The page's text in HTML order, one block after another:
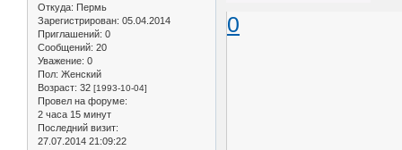
Откуда: Пермь
Зарегистрирован: 05.04.2014
Приглашений: 0
Сообщений: 20
Уважение: 0
Пол: Женский
Возраст: 32 [1993-10-04]
Провел на форуме:
2 часа 15 минут
Последний визит:
27.07.2014 21:09:22
0